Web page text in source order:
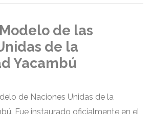
de las
de la
Yacambú
de Naciones Unidas de la
Fue instaurado oficialmente en el